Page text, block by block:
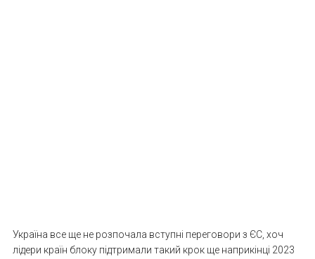
Україна все ще не розпочала вступні переговори з ЄС, хоч
лідери країн блоку підтримали такий крок ще наприкінці 2023